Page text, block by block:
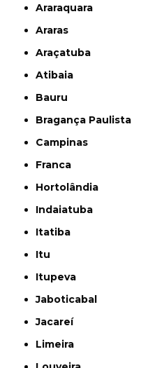
Araraquara
Araras
Araçatuba
Atibaia
Bauru
Bragança Paulista
Campinas
Franca
Hortolândia
Indaiatuba
Itatiba
Itu
Itupeva
Jaboticabal
Jacareí
Limeira